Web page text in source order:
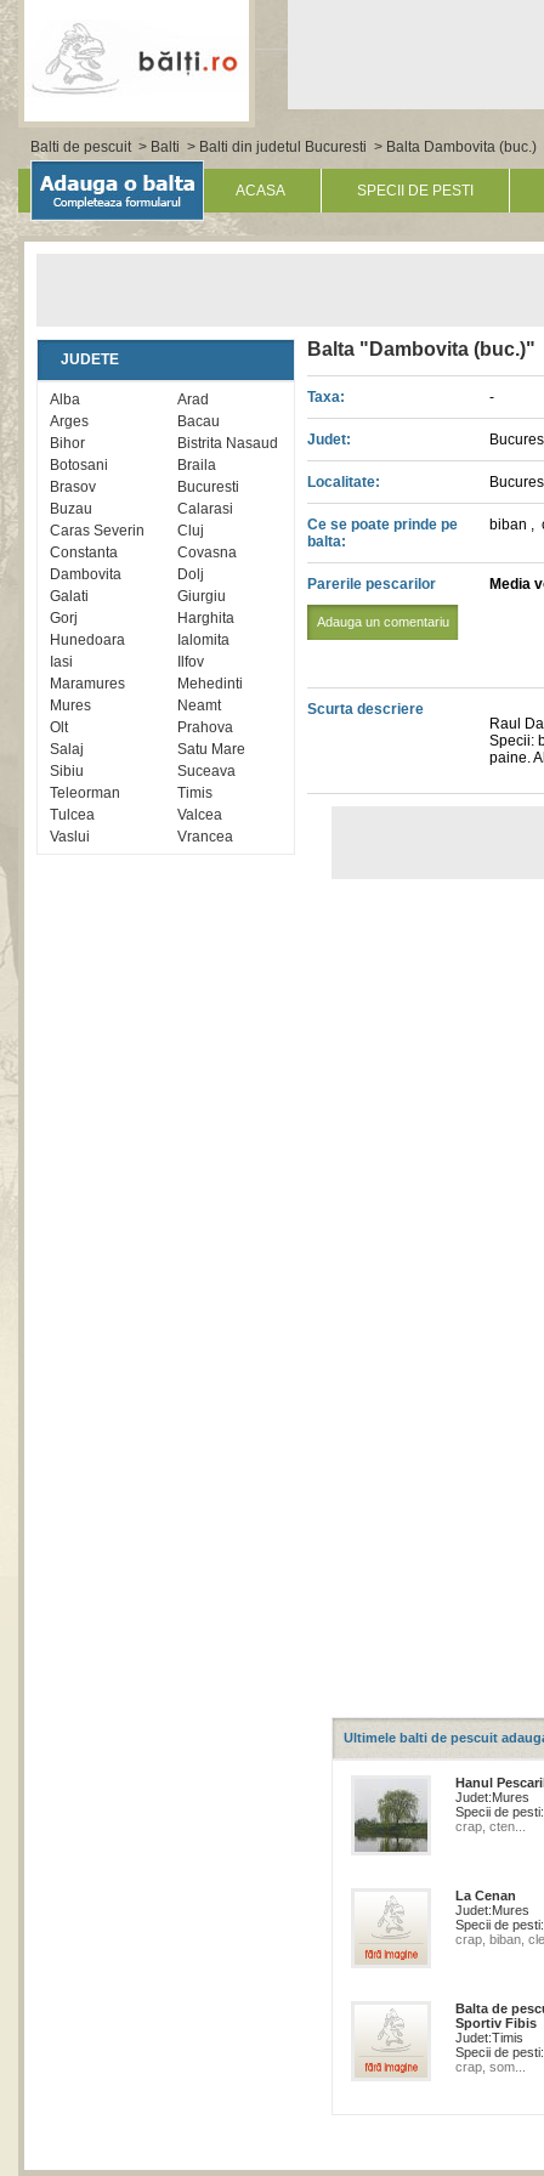
Balti de pescuit> Balti > Balti din judetul Bucuresti > Balta Dambovita (buc.)
ACASA SPECII DE PESTI
JUDETE
Alba
Arad
Arges
Bacau
Bihor
Bistrita Nasaud
Botosani
Braila
Brasov
Bucuresti
Buzau
Calarasi
Caras Severin
Cluj
Constanta
Covasna
Dambovita
Dolj
Galati
Giurgiu
Gorj
Harghita
Hunedoara
Ialomita
Iasi
Ilfov
Maramures
Mehedinti
Mures
Neamt
Olt
Prahova
Salaj
Satu Mare
Sibiu
Suceava
Teleorman
Timis
Tulcea
Valcea
Vaslui
Vrancea
Balta "Dambovita (buc.)"
Taxa: -
Judet:
Localitate:
Ce se poate prinde pe
balta:
biban ,
Parerile pescarilor
Adauga un comentariu
Media
Scurta descriere
Raul
Specii:
paine.
Ultimele balti de pescuit
Hanul
Judet:Mures
Specii de pesti:
crap, cten...
La Cenan
Judet:Mures
Specii de pesti:
crap, biban,
Balta de
Sportiv Fibis
Judet:Timis
Specii de pesti:
crap, som...